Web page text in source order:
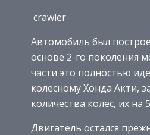
crawler
Автомобиль был
основе 2-го поколения
части это полностью
колесному Хонда Акти,
количества колес, их на
Двигатель остался